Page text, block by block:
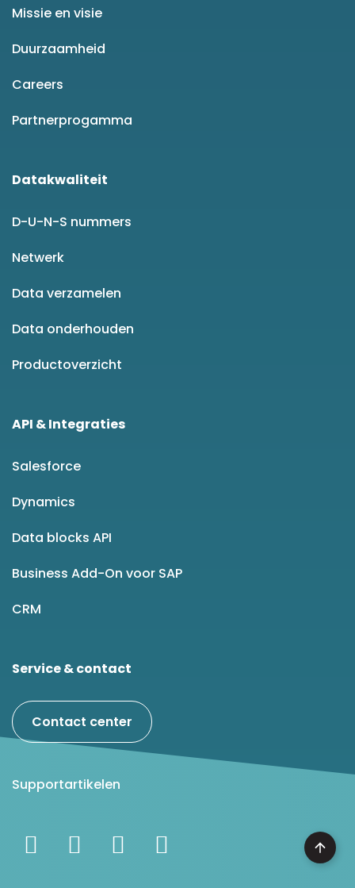
Missie en visie
Duurzaamheid
Careers
Partnerprogamma
Datakwaliteit
D-U-N-S nummers
Netwerk
Data verzamelen
Data onderhouden
Productoverzicht
API & Integraties
Salesforce
Dynamics
Data blocks API
Business Add-On voor SAP
CRM
Service & contact
Contact center
Supportartikelen